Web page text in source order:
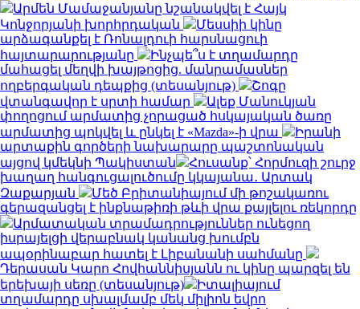
Արմեն Մամաջանյանը նշանակվել է Հայկ
Կոնջորյանի խորհրդական
Մեսսիի կինը
արձագանքել է Ռոնալդուի հարսնացուի
հայտարարությանը
Ինչպե՞ս է տղամարդը
մահացել մեղվի խայթոցից. մանրամասներ
ողբերգական դեպքից (տեսանյութ)
Շոգը
վտանգավոր է սրտի համար
Ալեք Մանուկյան
փողոցում արմատից չորացած հսկայական ծառը
արմատից պոկվել և ընկել է «Mazda»-ի վրա
Իրանի
արտաքին գործերի նախարարը պաշտոնական
այցով կմեկնի Պակիստան
Հուսանք՝ Հորմուզի շուրջ
խաղաղ հանգուցալուծումը կկայանա․ Արտակ
Զաքարյան
Մեծ Բրիտանիայում մի թոշակառու
գերազանցել է ինքնաթիռի թևի վրա քայլելու ռեկորդը
Արմատական տրամադրություններ ունեցող
իսրայելցի վերաբնակ կանանց խումբն
ապօրինաբար հատել է Լիբանանի սահմանը
Դերասան Կարո Հովհաննիսյանն ու կինը պարզել են
երեխայի սեռը (տեսանյութ)
Իտալիայում
տղամարդը սխալմամբ մեկ միլիոն եվրո